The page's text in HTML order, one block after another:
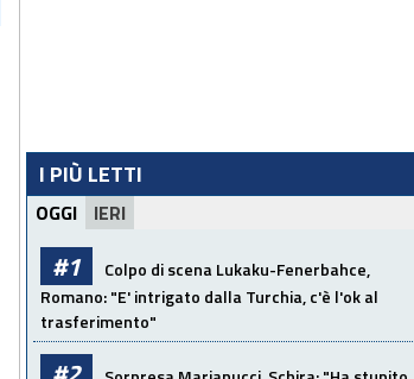
I PIÙ LETTI
OGGI IERI
#1
Colpo di scena Lukaku-Fenerbahce,
Romano: "E' intrigato dalla Turchia, c'è l'ok al
trasferimento"